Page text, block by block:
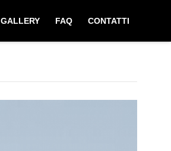
GALLERY FAQ CONTATTI